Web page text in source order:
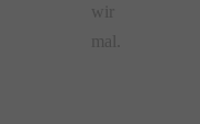
wir
mal.